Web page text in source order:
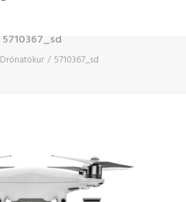
5710367_sd
Drónatökur 5710367_sd